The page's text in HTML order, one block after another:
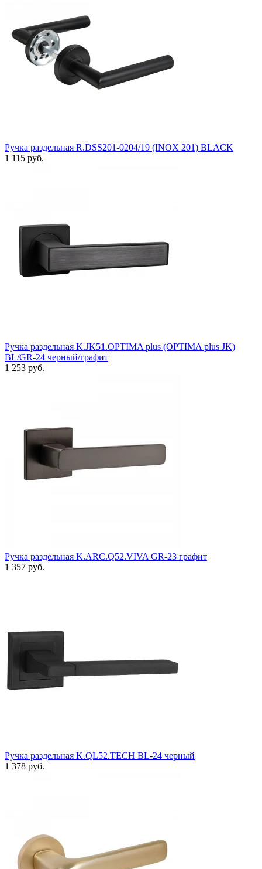
Ручка раздельная R.DSS201-0204/19 (INOX 201) BLACK
1 115 руб.
Ручка раздельная K.JK51.OPTIMA plus (OPTIMA plus JK)
BL/GR-24 черный/графит
1 253 руб.
Ручка раздельная K.ARC.Q52.VIVA GR-23 графит
1 357 руб.
Ручка раздельная K.QL52.TECH BL-24 черный
1 378 руб.